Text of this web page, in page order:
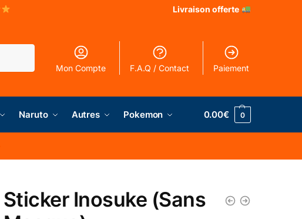
Livraison offerte
Mon Compte F.A.Q / Contact Paiement
Naruto Autres Pokemon 0.00€ 0
Sticker Inosuke (Sans